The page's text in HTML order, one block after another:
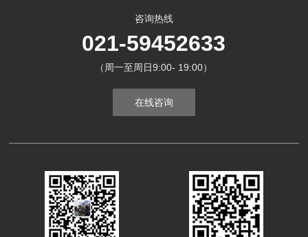
咨询热线
021-59452633
（周一至周日9:00- 19:00）
在线咨询